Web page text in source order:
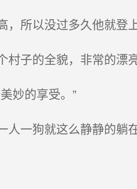
所以没过多久他就登上
子的全貌，非常的漂亮
妙的享受。”
一狗就这么静静的躺